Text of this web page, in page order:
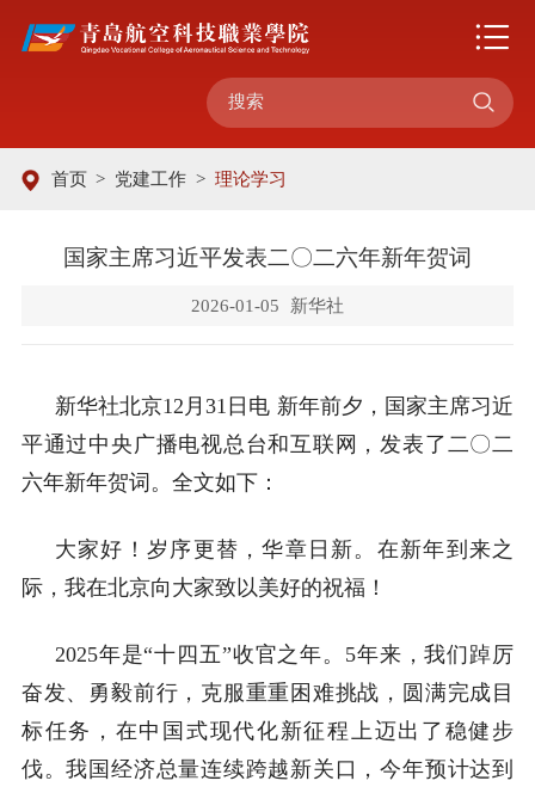

首页 > 党建工作 > 理论学习
国家主席习近平发表二〇二六年新年贺词
2026-01-05 新华社
新华社北京12月31日电 新年前夕，国家主席习近
平通过中央广播电视总台和互联网，发表了二〇二
六年新年贺词。全文如下：
大家好！岁序更替，华章日新。在新年到来之
际，我在北京向大家致以美好的祝福！
2025年是“十四五”收官之年。5年来，我们踔厉
奋发、勇毅前行，克服重重困难挑战，圆满完成目
标任务，在中国式现代化新征程上迈出了稳健步
伐。我国经济总量连续跨越新关口，今年预计达到